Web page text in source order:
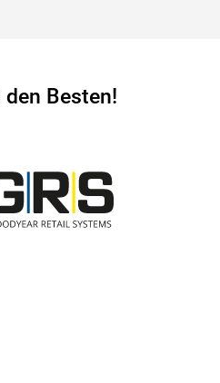
Besten!